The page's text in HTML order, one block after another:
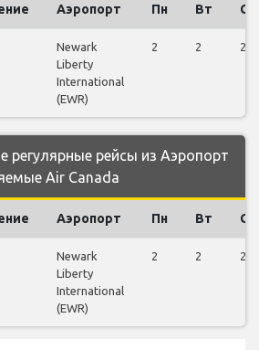
Аэропорт Пн Вт Ср
Newark
Liberty
International
(EWR)
2 2 2
регулярные рейсы из Аэропорт
Air Canada
Аэропорт Пн Вт Ср
Newark
Liberty
International
(EWR)
2 2 2